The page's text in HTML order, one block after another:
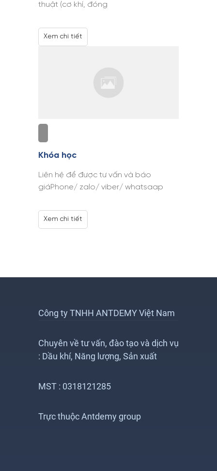
thuật (cơ khí, đóng
Xem chi tiết
Khóa học
Liên hệ để được tư vấn và báo
giáPhone/ zalo/ viber/ whatsaap
Xem chi tiết
Công ty TNHH ANTDEMY Việt Nam
Chuyên về tư vấn, đào tạo và dịch vụ
: Dầu khí, Năng lượng, Sản xuất
MST : 0318121285
Trực thuộc Antdemy group